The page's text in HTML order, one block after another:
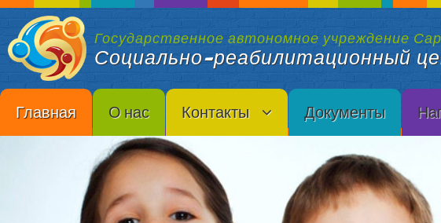
Государственное автономное учреждение
Социально-реабилитационный
Главная О нас Контакты Документы